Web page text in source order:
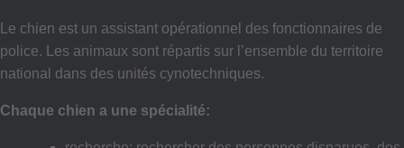
Le chien est un assistant opérationnel des fonctionnaires de
police. Les animaux sont répartis sur l’ensemble du territoire
national dans des unités cynotechniques.
Chaque chien a une spécialité: